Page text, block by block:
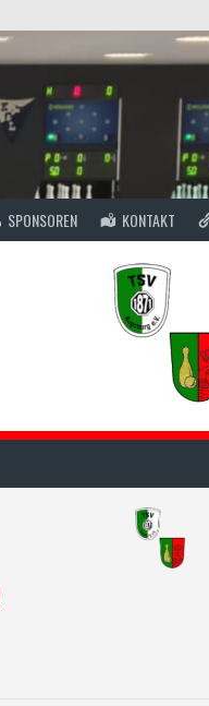
SPONSOREN KONTAKT